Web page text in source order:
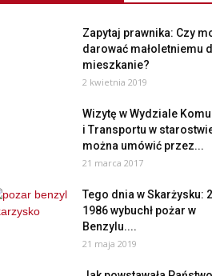
Zapytaj prawnika: Czy
darować małoletniemu
mieszkanie?
2 kwietnia 2019
Wizytę w Wydziale
i Transportu w
można umówić przez...
21 marca 2017
Tego dnia w Skarżysku:
1986 wybuchł pożar w
Benzylu....
21 maja 2019